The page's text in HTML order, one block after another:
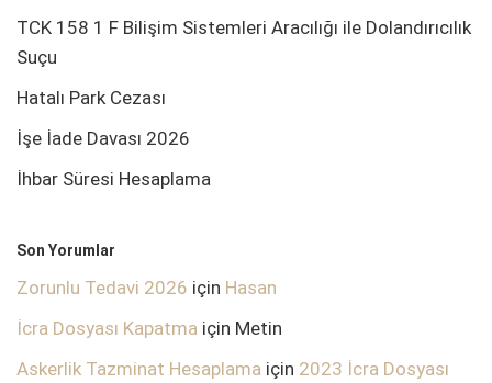
TCK 158 1 F Bilişim Sistemleri Aracılığı ile Dolandırıcılık
Suçu
Hatalı Park Cezası
İşe İade Davası 2026
İhbar Süresi Hesaplama
Son Yorumlar
Zorunlu Tedavi 2026 için Hasan
İcra Dosyası Kapatma için Metin
Askerlik Tazminat Hesaplama için 2023 İcra Dosyası